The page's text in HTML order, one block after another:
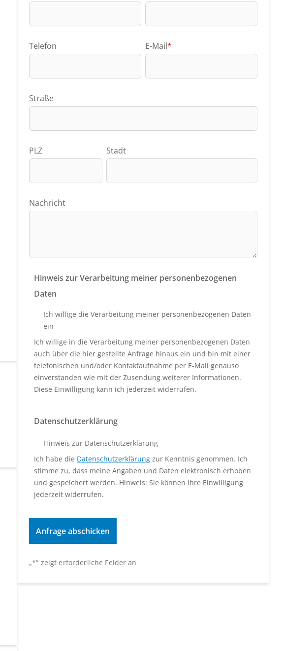
„*“ zeigt erforderliche Felder an
Telefon E-Mail*
Straße
PLZ Stadt
Nachricht
Hinweis zur Verarbeitung meiner personenbezogenen
Daten
Ich willige die Verarbeitung meiner personenbezogenen Daten
ein
Ich willige in die Verarbeitung meiner personenbezogenen Daten
auch über die hier gestellte Anfrage hinaus ein und bin mit einer
telefonischen und/oder Kontaktaufnahme per E-Mail genauso
einverstanden wie mit der Zusendung weiterer Informationen.
Diese Einwilligung kann ich jederzeit widerrufen.
Datenschutzerklärung
Hinweis zur Datenschutzerklärung
Ich habe die Datenschutzerklärung zur Kenntnis genommen. Ich
stimme zu, dass meine Angaben und Daten elektronisch erhoben
und gespeichert werden. Hinweis: Sie können Ihre Einwilligung
jederzeit widerrufen.